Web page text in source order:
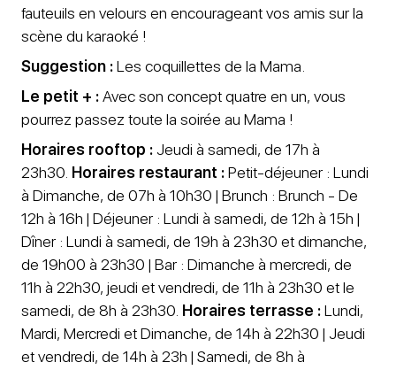
fauteuils en velours en encourageant vos amis sur la
scène du karaoké !
Suggestion :Les coquillettes de la Mama.
Le petit + :Avec son concept quatre en un, vous
pourrez passez toute la soirée au Mama !
Horaires rooftop : Jeudi à samedi, de 17h à
23h30. Horaires restaurant :Petit-déjeuner : Lundi
à Dimanche, de 07h à 10h30 | Brunch : Brunch - De
12h à 16h | Déjeuner : Lundi à samedi, de 12h à 15h |
Dîner : Lundi à samedi, de 19h à 23h30 et dimanche,
de 19h00 à 23h30 | Bar : Dimanche à mercredi, de
11h à 22h30, jeudi et vendredi, de 11h à 23h30 et le
samedi, de 8h à 23h30. Horaires terrasse :Lundi,
Mardi, Mercredi et Dimanche, de 14h à 22h30 | Jeudi
et vendredi, de 14h à 23h | Samedi, de 8h à